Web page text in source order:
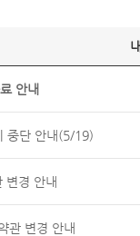
안내
중단 안내(5/19)
변경 안내
약관 변경 안내